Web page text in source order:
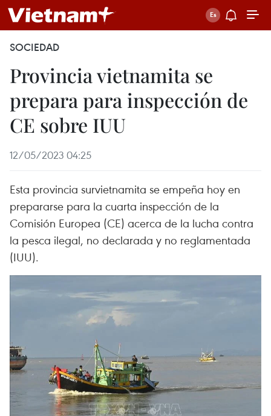
SOCIEDAD
Provincia vietnamita se
prepara para inspección de
CE sobre IUU
12/05/2023 04:25
Esta provincia survietnamita se empeña hoy en
prepararse para la cuarta inspección de la
Comisión Europea (CE) acerca de la lucha contra
la pesca ilegal, no declarada y no reglamentada
(IUU).